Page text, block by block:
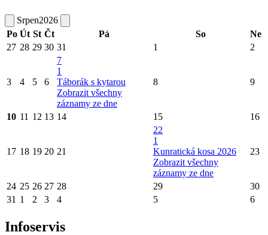
Srpen2026
Po Út St Čt Pá So
Ne
27 28 29 30 31 1 2
3 4 5 6
7
1
Táborák s kytarou
Zobrazit všechny
záznamy ze dne
8 9
10 11 12 13 14 15 16
17 18 19 20 21
22
1
Kunratická kosa 2026
Zobrazit všechny
záznamy ze dne
23
24 25 26 27 28 29
30
31 1 2 3 4 5 6
Infoservis